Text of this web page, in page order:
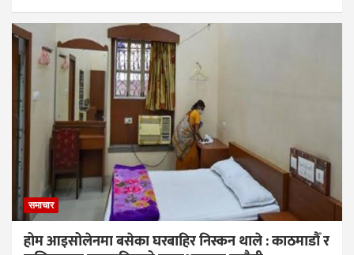
समाचार
होम आइसोलेनमा बसेका घरबाहिर निस्कन थाले : काठमाडौँ र